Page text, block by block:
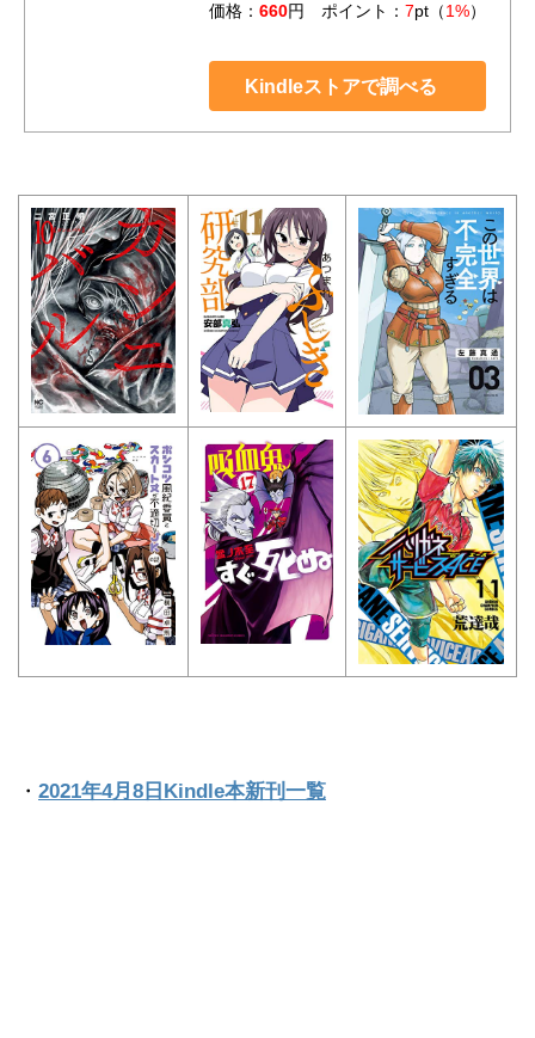
価格： 660円 ポイント： 7pt（1%）
Kindleストアで調べる
・ 2021年4月8日Kindle本新刊一覧